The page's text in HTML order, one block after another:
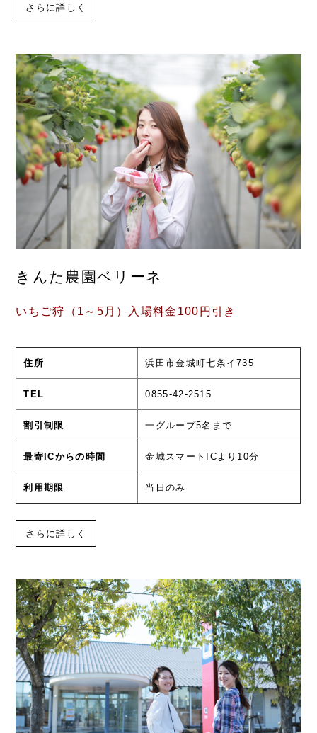
さらに詳しく
きんた農園ベリーネ
いちご狩（1～5月）入場料金100円引き
住所 浜田市金城町七条イ735
TEL 0855-42-2515
割引制限 一グループ5名まで
最寄ICからの時間 金城スマートICより10分
利用期限 当日のみ
さらに詳しく